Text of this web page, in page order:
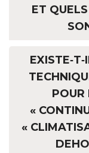
ET
POUR
«
«